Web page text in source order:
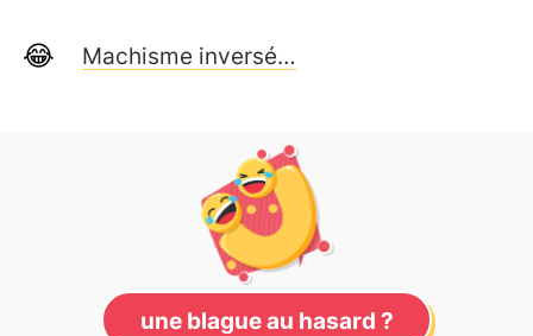
Machisme inversé…
une blague au hasard ?